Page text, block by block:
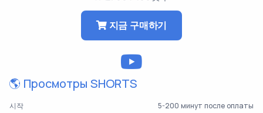
지금 구매하기
🌎 Просмотры SHORTS
시작
5-200 минут после оплаты